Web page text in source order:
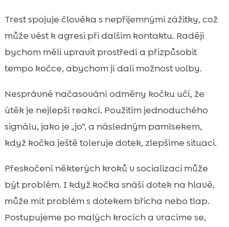
Trest spojuje člověka s nepřijemnými zážitky, což
může vést k agresi při dalším kontaktu. Raději
bychom měli upravit prostředí a přizpůsobit
tempo kočce, abychom jí dali možnost volby.
Nesprávné načasování odměny kočku učí, že
útěk je nejlepší reakcí. Použitím jednoduchého
signálu, jako je „jo“, a následným pamlsekem,
když kočka ještě toleruje dotek, zlepšíme situaci.
Přeskočení některých kroků v socializaci může
být problém. I když kočka snáší dotek na hlavě,
může mít problém s dotekem břicha nebo tlap.
Postupujeme po malých krocích a vracíme se,